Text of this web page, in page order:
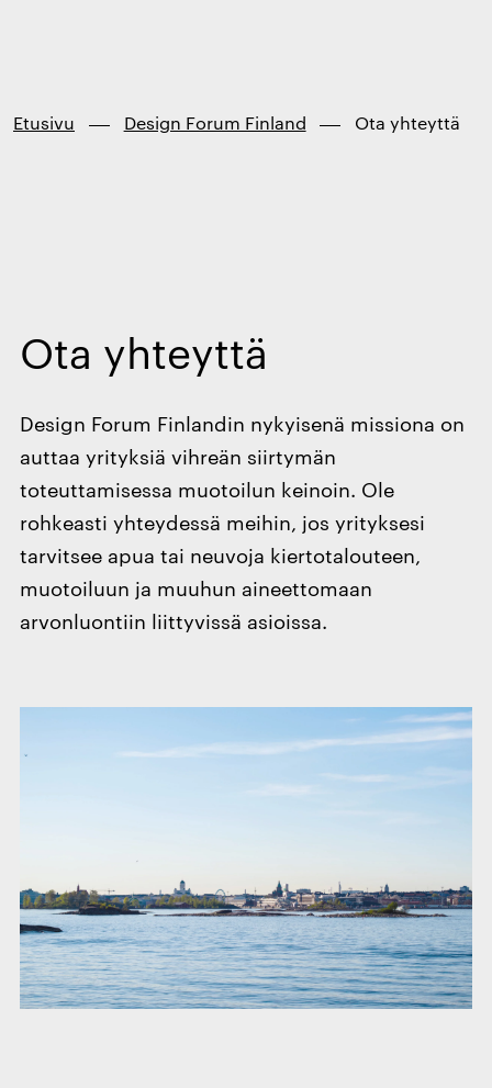
↓
Etusivu Design Forum Finland Ota yhteyttä
Ota yhteyttä
Design Forum Finlandin nykyisenä missiona on
auttaa yrityksiä vihreän siirtymän
toteuttamisessa muotoilun keinoin. Ole
rohkeasti yhteydessä meihin, jos yrityksesi
tarvitsee apua tai neuvoja kiertotalouteen,
muotoiluun ja muuhun aineettomaan
arvonluontiin liittyvissä asioissa.